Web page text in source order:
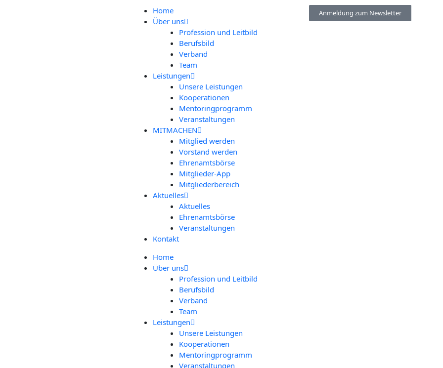
Home
Über uns
Pro­fes­si­on und Leitbild
Berufs­bild
Ver­band
Team
Leis­tun­gen
Unse­re Leistungen
Koope­ra­tio­nen
Men­to­ring­pro­gramm
Ver­an­stal­tun­gen
MIT­MA­CHEN
Mit­glied werden
Vor­stand werden
Ehren­amts­bör­se
Mit­­glie­­der-App
Mit­glie­der­be­reich
Aktu­el­les
Aktu­el­les
Ehren­amts­bör­se
Ver­an­stal­tun­gen
Kon­takt
Home
Über uns
Pro­fes­si­on und Leitbild
Berufs­bild
Ver­band
Team
Leis­tun­gen
Unse­re Leistungen
Koope­ra­tio­nen
Men­to­ring­pro­gramm
Ver­an­stal­tun­gen
Anmeldung zum Newsletter